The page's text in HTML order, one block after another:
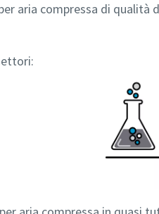
aria compressa di qualità